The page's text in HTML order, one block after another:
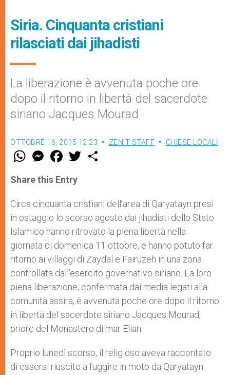
Siria. Cinquanta cristiani
rilasciati dai jihadisti
La liberazione è avvenuta poche ore
dopo il ritorno in libertà del sacerdote
siriano Jacques Mourad
OTTOBRE 16, 2015 12:23 ZENIT STAFF CHIESE LOCALI
W
t
s
p
p
M
e
s
e
g
e
r
F
a
e
b
o
k
w
r
Share this Entry
Circa cinquanta cristiani dell’area di Qaryatayn presi
in ostaggio lo scorso agosto dai jihadisti dello Stato
Islamico hanno ritrovato la piena libertà nella
giornata di domenica 11 ottobre, e hanno potuto far
ritorno ai villaggi di Zaydal e Fairuzeh in una zona
controllata dall’esercito governativo siriano. La loro
piena liberazione, confermata dai media legati alla
comunità assira, è avvenuta poche ore dopo il ritorno
in libertà del sacerdote siriano Jacques Mourad,
priore del Monastero di mar Elian.
Proprio lunedì scorso, il religioso aveva raccontato
di essersi riuscito a fuggire in moto da Qaryatayn